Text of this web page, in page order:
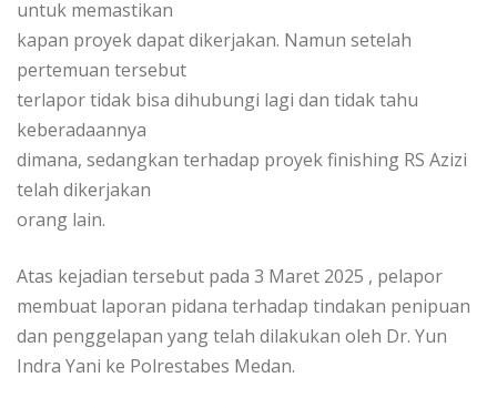
untuk memastikan
kapan proyek dapat dikerjakan. Namun setelah
pertemuan tersebut
terlapor tidak bisa dihubungi lagi dan tidak tahu
keberadaannya
dimana, sedangkan terhadap proyek finishing RS Azizi
telah dikerjakan
orang lain.
Atas kejadian tersebut pada 3 Maret 2025 , pelapor
membuat laporan pidana terhadap tindakan penipuan
dan penggelapan yang telah dilakukan oleh Dr. Yun
Indra Yani ke Polrestabes Medan.